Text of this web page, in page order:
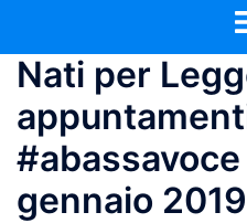
Nati per
#abassavoce
gennaio 2019